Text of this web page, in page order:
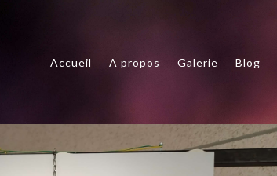
Accueil A propos Galerie Blog